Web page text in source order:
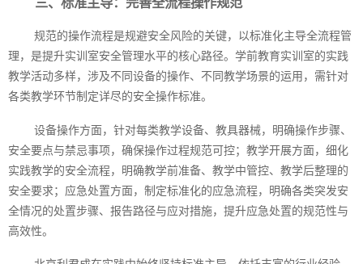
规范的操作流程是规避安全风险的关键，以标准化主导全流程管
理，是提升实训室安全管理水平的核心路径。学前教育实训室的实践
教学活动多样，涉及不同设备的操作、不同教学场景的运用，需针对
各类教学环节制定详尽的安全操作标准。
设备操作方面，针对每类教学设备、教具器械，明确操作步骤、
安全要点与禁忌事项，确保操作过程规范可控；教学开展方面，细化
实践教学的安全流程，明确教学前准备、教学中管控、教学后整理的
安全要求；应急处置方面，制定标准化的应急流程，明确各类突发安
全情况的处置步骤、报告路径与应对措施，提升应急处置的规范性与
高效性。